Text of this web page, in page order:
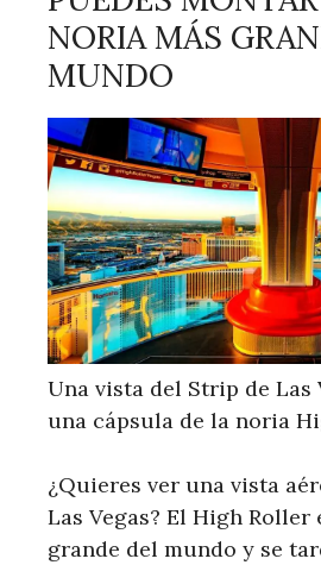
NORIA MÁS
MUNDO
Una vista del Strip de Las
una cápsula de la noria
¿Quieres ver una vista
Las Vegas? El High Roller
grande del mundo y se